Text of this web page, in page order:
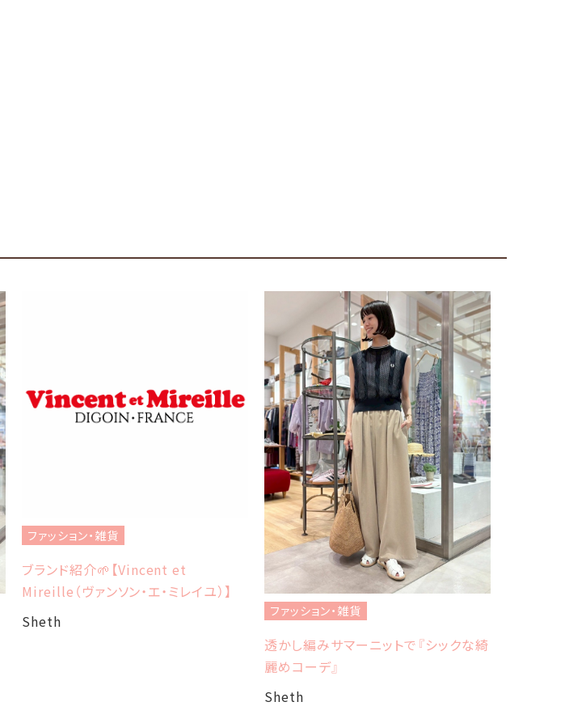
ファッション・雑貨
ブランド紹介🌱【Vincent et
Mireille（ヴァンソン・エ・ミレイユ）】
Sheth
ファッション・雑貨
透かし編みサマーニットで『シックな綺
麗めコーデ』
Sheth